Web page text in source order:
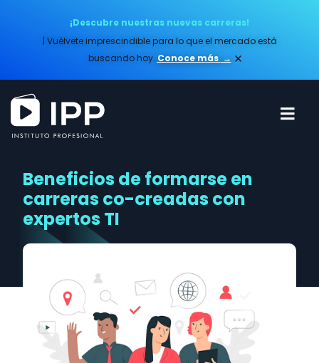
¡Descubre nuestras nuevas carreras!
| Vuélvete imprescindible para lo que el mercado está
buscando hoy. Conoce más​ → ×
Beneficios de formarse en
carreras co-creadas con
expertos TI